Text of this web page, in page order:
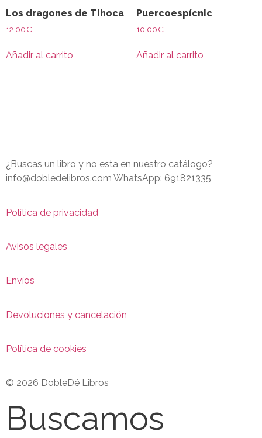
Los dragones de Tihoca
12.00€
Añadir al carrito
Puercoespícnic
10.00€
Añadir al carrito
¿Buscas un libro y no esta en nuestro catálogo?
info@dobledelibros.com WhatsApp: 691821335
Política de privacidad
Avisos legales
Envíos
Devoluciones y cancelación
Política de cookies
© 2026 DobleDé Libros
Buscamos